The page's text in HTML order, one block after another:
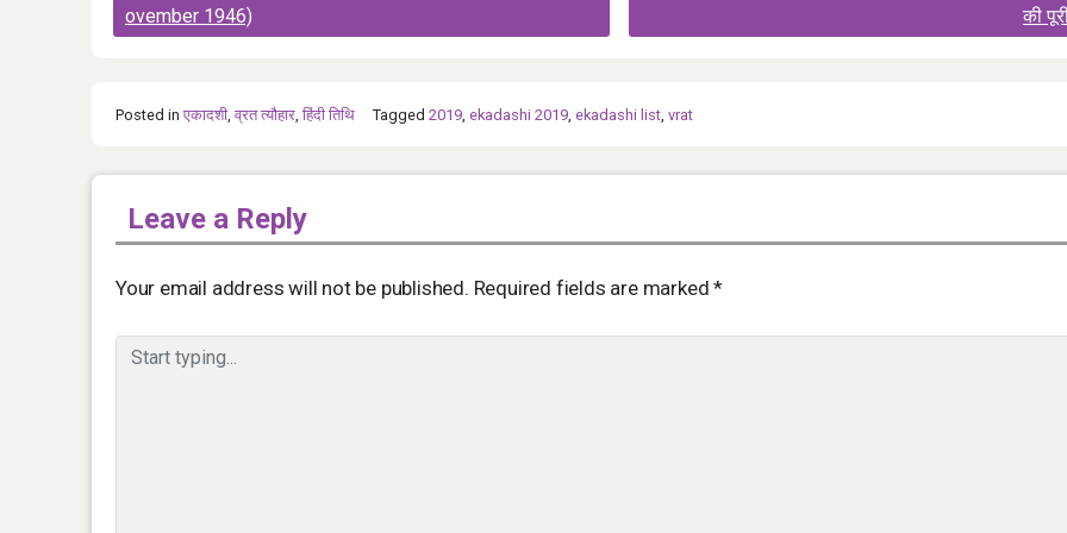
ovember 1946)
की
Posted in एकादशी व्रत त्यौहार हिंदी तिथि Tagged 2019 ekadashi 2019 ekadashi list vrat
Leave a Reply
Your email address will not be published. Required fields are marked*